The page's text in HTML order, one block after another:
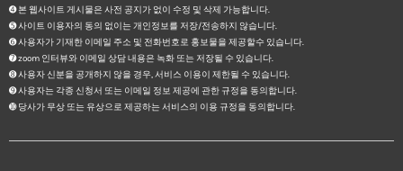
➍ 본 웹사이트 게시물은 사전 공지가 없이 수정 및 삭제 가능합니다.
➎ 사이트 이용자의 동의 없이는 개인정보를 저장/전송하지 않습니다.
➏ 사용자가 기재한 이메일 주소 및 전화번호로 홍보물을 제공할수 있습니다.
➐ zoom 인터뷰와 이메일 상담 내용은 녹화 또는 저장될 수 있습니다.
➑ 사용자 신분을 공개하지 않을 경우, 서비스 이용이 제한될 수 있습니다.
➒ 사용자는 각종 신청서 또는 이메일 정보 제공에 관한 규정을 동의합니다.
➓ 당사가 무상 또는 유상으로 제공하는 서비스의 이용 규정을 동의합니다.